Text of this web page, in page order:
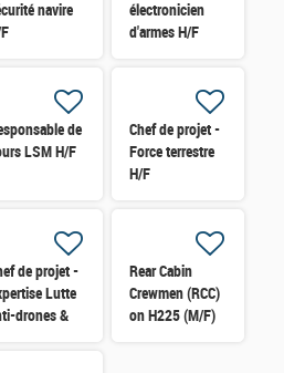
navire
électronicien
d'armes H/F
de
LSM H/F
Chef de projet -
Force terrestre
H/F
de projet -
Lutte
drones &
Rear Cabin
Crewmen (RCC)
on H225 (M/F)